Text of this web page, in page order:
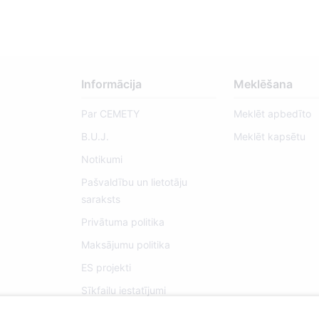
Informācija
Par CEMETY
B.U.J.
Notikumi
Pašvaldību un lietotāju
saraksts
Privātuma politika
Maksājumu politika
ES projekti
Sīkfailu iestatījumi
Meklēšana
Meklēt apbedīto
Meklēt kapsētu